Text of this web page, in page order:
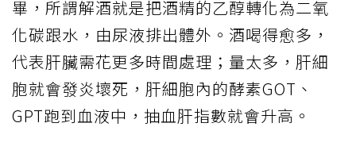
畢，所謂解酒就是把酒精的乙醇轉化為二氧
化碳跟水，由尿液排出體外。酒喝得愈多，
代表肝臟需花更多時間處理；量太多，肝細
胞就會發炎壞死，肝細胞內的酵素GOT、
GPT跑到血液中，抽血肝指數就會升高。